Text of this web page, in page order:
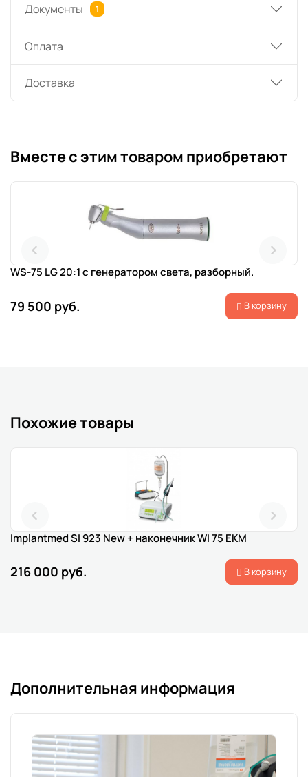
Документы 1
Оплата
Доставка
Вместе с этим товаром приобретают
WS-75 LG 20:1 с генератором света, разборный.
79 500 руб. В корзину
Похожие товары
Implantmed SI 923 New + наконечник WI 75 EKM
216 000 руб. В корзину
Дополнительная информация